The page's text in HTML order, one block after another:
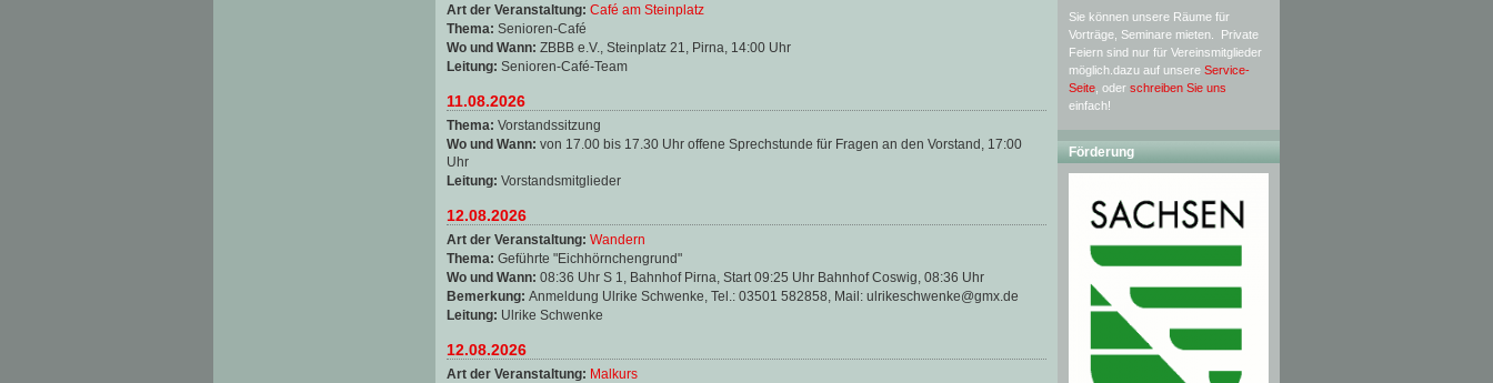
Art der Veranstaltung: Café am Steinplatz
Thema: Senioren-Café
Wo und Wann: ZBBB e.V., Steinplatz 21, Pirna, 14:00 Uhr
Leitung: Senioren-Café-Team
11.08.2026
Thema: Vorstandssitzung
Wo und Wann: von 17.00 bis 17.30 Uhr offene Sprechstunde für Fragen an den Vorstand, 17:00
Uhr
Leitung: Vorstandsmitglieder
12.08.2026
Art der Veranstaltung: Wandern
Thema: Geführte "Eichhörnchengrund"
Wo und Wann: 08:36 Uhr S 1, Bahnhof Pirna, Start 09:25 Uhr Bahnhof Coswig, 08:36 Uhr
Bemerkung: Anmeldung Ulrike Schwenke, Tel.: 03501 582858, Mail: ulrikeschwenke@gmx.de
Leitung: Ulrike Schwenke
12.08.2026
Art der Veranstaltung: Malkurs
Sie können unsere Räume für
Vorträge, Seminare mieten. Private
Feiern sind nur für Vereinsmitglieder
möglich.dazu auf unsere Service-
Seite , oder schreiben Sie uns
einfach!
Förderung